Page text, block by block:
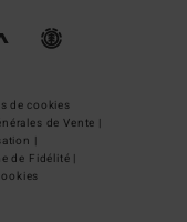
de cookies
de Vente |
|
de Fidélité |